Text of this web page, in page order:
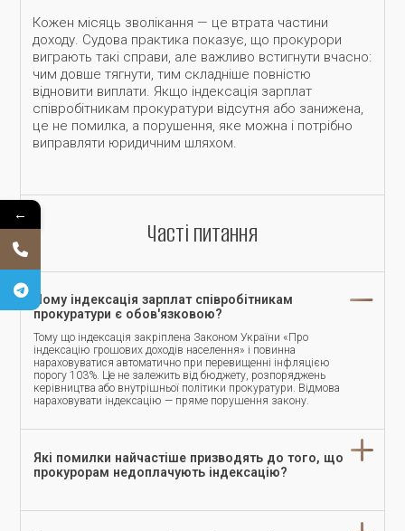
Кожен місяць зволікання — це втрата частини
доходу. Судова практика показує, що прокурори
виграють такі справи, але важливо встигнути вчасно:
чим довше тягнути, тим складніше повністю
відновити виплати. Якщо індексація зарплат
співробітникам прокуратури відсутня або занижена,
це не помилка, а порушення, яке можна і потрібно
виправляти юридичним шляхом.
Часті питання
Чому індексація зарплат співробітникам
прокуратури є обов'язковою?
Тому що індексація закріплена Законом України «Про
індексацію грошових доходів населення» і повинна
нараховуватися автоматично при перевищенні інфляцією
порогу 103%. Це не залежить від бюджету, розпоряджень
керівництва або внутрішньої політики прокуратури. Відмова
нараховувати індексацію — пряме порушення закону.
Які помилки найчастіше призводять до того, що
прокурорам недоплачують індексацію?
←